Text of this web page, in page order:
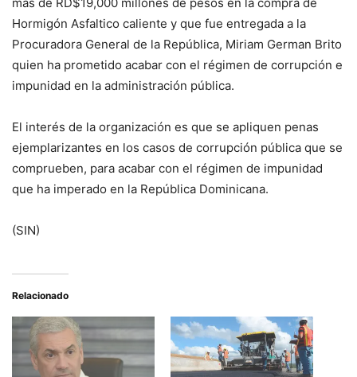
Hormigón Asfaltico caliente y que fue entregada a la
Procuradora General de la República, Miriam German Brito
quien ha prometido acabar con el régimen de corrupción e
impunidad en la administración pública.
El interés de la organización es que se apliquen penas
ejemplarizantes en los casos de corrupción pública que se
comprueben, para acabar con el régimen de impunidad
que ha imperado en la República Dominicana.
(SIN)
Relacionado